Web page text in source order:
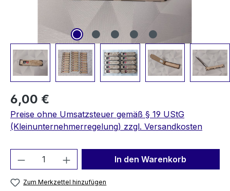
6,00 €
Preise ohne Umsatzsteuer gemäß § 19 UStG
(Kleinunternehmerregelung) zzgl. Versandkosten
Produkt Anzahl: Gib denIn den Warenkorb
Zum Merkzettel hinzufügen